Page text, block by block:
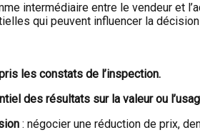
intermédiaire entre le vendeur et
qui peuvent influencer la décision
les constats de l’inspection.
des résultats sur la valeur ou
: négocier une réduction de prix,